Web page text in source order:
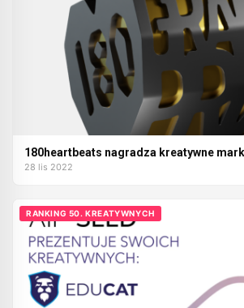
180heartbeats nagradza kreatywne
28 lis 2022
RANKING 50. KREATYWNYCH